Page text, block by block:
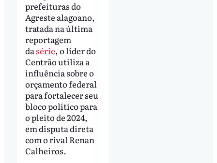
prefeituras do
Agreste alagoano,
tratada na última
reportagem
da série, o líder do
Centrão utiliza a
influência sobre o
orçamento federal
para fortalecer seu
bloco político para
o pleito de 2024,
em disputa direta
com o rival Renan
Calheiros.